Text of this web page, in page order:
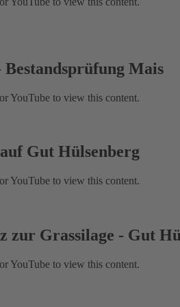
Mais
YouTube to view this content.
Gut Hülsenberg
YouTube to view this content.
zur Grassilage - Gut
YouTube to view this content.